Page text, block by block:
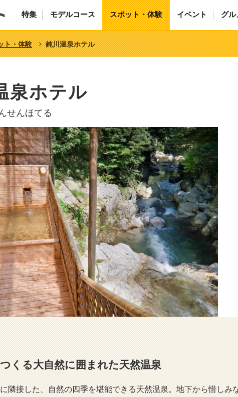
特集 モデルコース スポット・体験 イベント グル
ト・体験 鈍川温泉ホテル
泉ホテル
せんほてる
くる大自然に囲まれた天然温泉
隣接した、自然の四季を堪能できる天然温泉。地下から惜しみ